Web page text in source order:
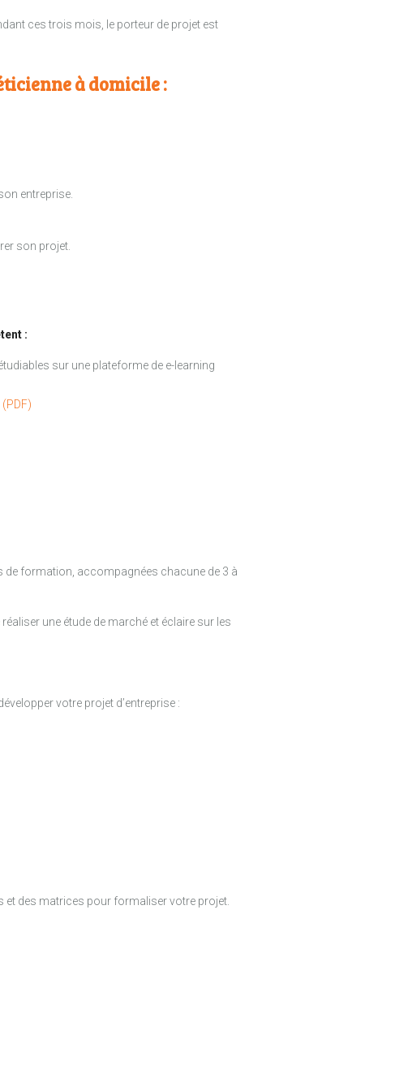
ces trois mois, le porteur de projet est
à domicile :
entreprise.
son projet.
:
sur une plateforme de e-learning
de formation, accompagnées chacune de 3 à
une étude de marché et éclaire sur les
votre projet d’entreprise :
et des matrices pour formaliser votre projet.